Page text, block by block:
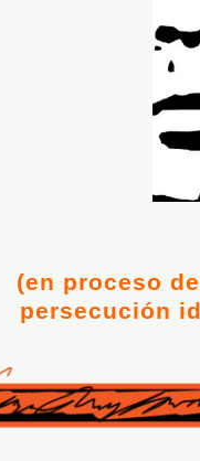
(en proceso
persecución